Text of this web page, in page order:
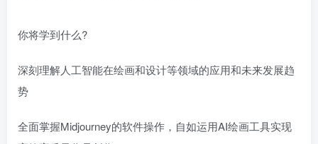
你将学到什么?
深刻理解人工智能在绘画和设计等领域的应用和未来发展趋
势
全面掌握Midjourney的软件操作，自如运用AI绘画工具实现